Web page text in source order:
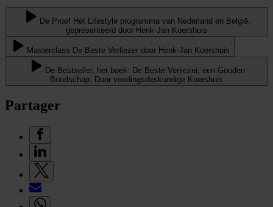
De Proef Hét Lifestyle programma van Nederland en België,
gepresenteerd door Henk-Jan Koershuis
Masterclass De Beste Verliezer door Henk-Jan Koershuis
De Bestseller, het boek: De Beste Verliezer, een Gouden
Boodschap. Door voedingsdeskundige Koershuis
Partager